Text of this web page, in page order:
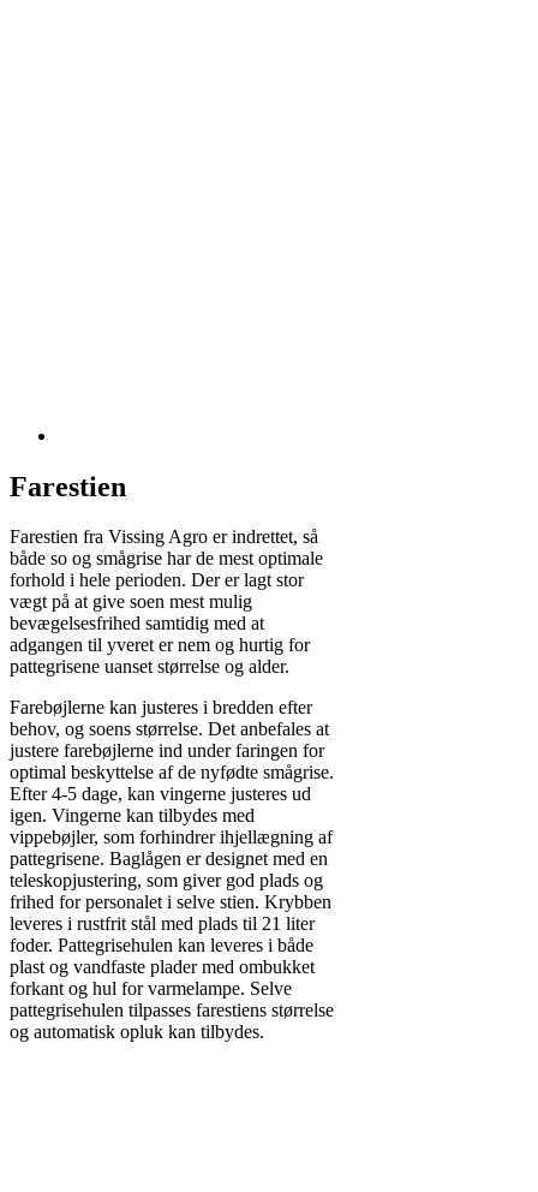
Farestien
Farestien fra Vissing Agro er indrettet, så
både so og smågrise har de mest optimale
forhold i hele perioden. Der er lagt stor
vægt på at give soen mest mulig
bevægelsesfrihed samtidig med at
adgangen til yveret er nem og hurtig for
pattegrisene uanset størrelse og alder.
Farebøjlerne kan justeres i bredden efter
behov, og soens størrelse. Det anbefales at
justere farebøjlerne ind under faringen for
optimal beskyttelse af de nyfødte smågrise.
Efter 4-5 dage, kan vingerne justeres ud
igen. Vingerne kan tilbydes med
vippebøjler, som forhindrer ihjellægning af
pattegrisene. Baglågen er designet med en
teleskopjustering, som giver god plads og
frihed for personalet i selve stien. Krybben
leveres i rustfrit stål med plads til 21 liter
foder. Pattegrisehulen kan leveres i både
plast og vandfaste plader med ombukket
forkant og hul for varmelampe. Selve
pattegrisehulen tilpasses farestiens størrelse
og automatisk opluk kan tilbydes.